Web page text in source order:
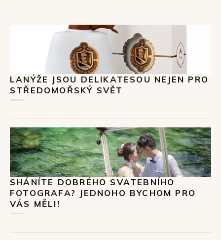
LANÝŽE JSOU DELIKATESOU NEJEN PRO
STŘEDOMOŘSKÝ SVĚT
SHÁNÍTE DOBRÉHO SVATEBNÍHO
FOTOGRAFA? JEDNOHO BYCHOM PRO
VÁS MĚLI!